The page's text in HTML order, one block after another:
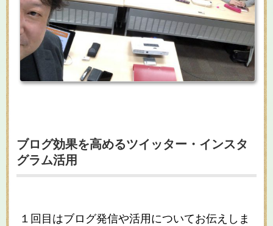
ブログ効果を高めるツイッター・インスタ
グラム活用
１回目はブログ発信や活用についてお伝えしま